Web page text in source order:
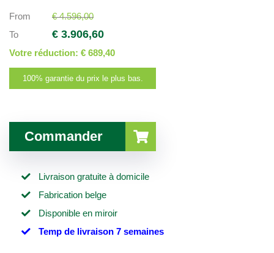
From
€ 4.596,00
To
€ 3.906,60
Votre réduction: € 689,40
100% garantie du prix le plus bas.
Commander
Livraison gratuite à domicile
Fabrication belge
Disponible en miroir
Temp de livraison 7 semaines